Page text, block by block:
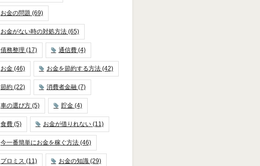
お金の問題 (69)
お金がない時の対処方法(65)
債務整理 (17) 通信費(4)
お金(46) お金を節約する方法(42)
節約(22) 消費者金融 (7)
車の選び方(5) 貯金(4)
食費(5) お金が借りれない(11)
今一番簡単にお金を稼ぐ方法(46)
プロミス (11) お金の知識(29)